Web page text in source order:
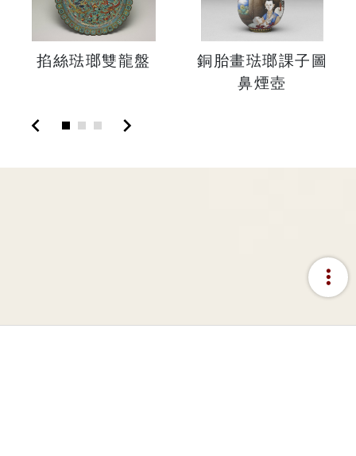
掐絲琺瑯雙龍盤
銅胎畫琺瑯課子圖
鼻煙壺
chevron_left chevron_right
more_vert